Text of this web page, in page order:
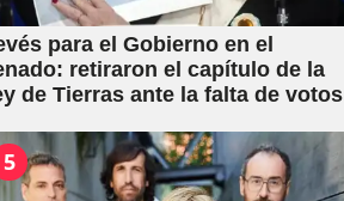
para el Gobierno en el
retiraron el capítulo de la
de Tierras ante la falta de votos
5